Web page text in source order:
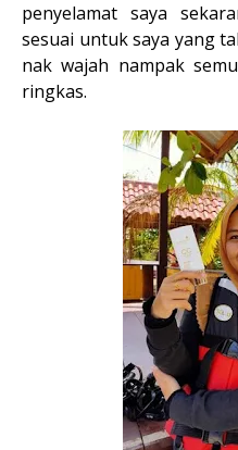
penyelamat saya
sesuai untuk saya yang
nak wajah nampak
ringkas.